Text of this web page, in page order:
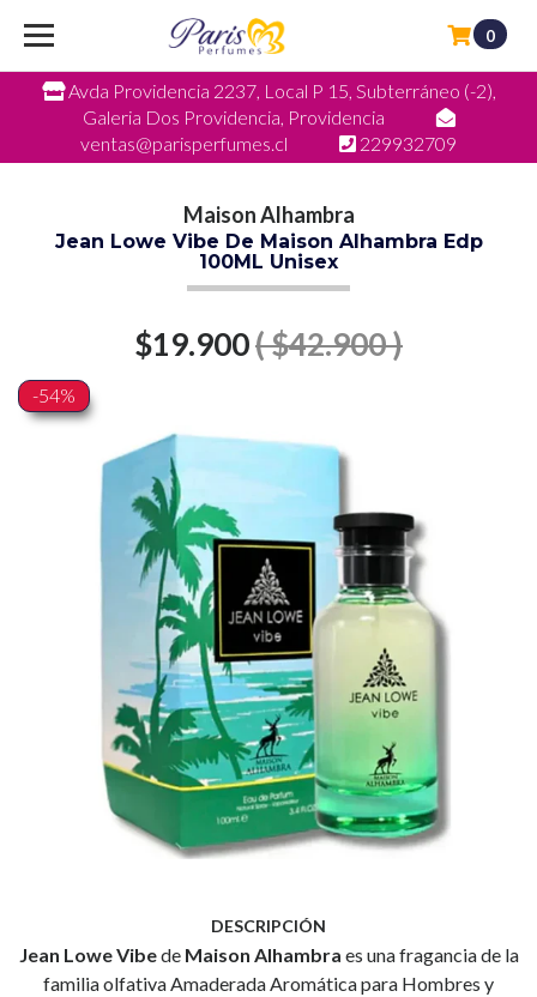
Avda Providencia 2237, Local P 15, Subterráneo (-2),
Galeria Dos Providencia, Providencia
ventas@parisperfumes.cl
229932709
0
Maison Alhambra
Jean Lowe Vibe De Maison Alhambra Edp
100ML Unisex
$19.900( $42.900 )
-54%
DESCRIPCIÓN
Jean Lowe Vibede Maison Alhambra es una fragancia de la
familia olfativa Amaderada Aromática para Hombres y